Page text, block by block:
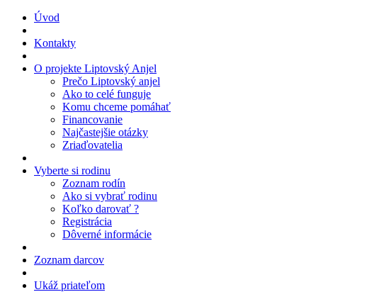
Úvod
Kontakty
O projekte Liptovský Anjel
Prečo Liptovský anjel
Ako to celé funguje
Komu chceme pomáhať
Financovanie
Najčastejšie otázky
Zriaďovatelia
Vyberte si rodinu
Zoznam rodín
Ako si vybrať rodinu
Koľko darovať ?
Registrácia
Dôverné informácie
Zoznam darcov
Ukáž priateľom